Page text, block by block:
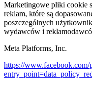
Marketingowe pliki cookie
reklam, które są
poszczególnych
wydawców i
Meta Platforms, Inc.
https://